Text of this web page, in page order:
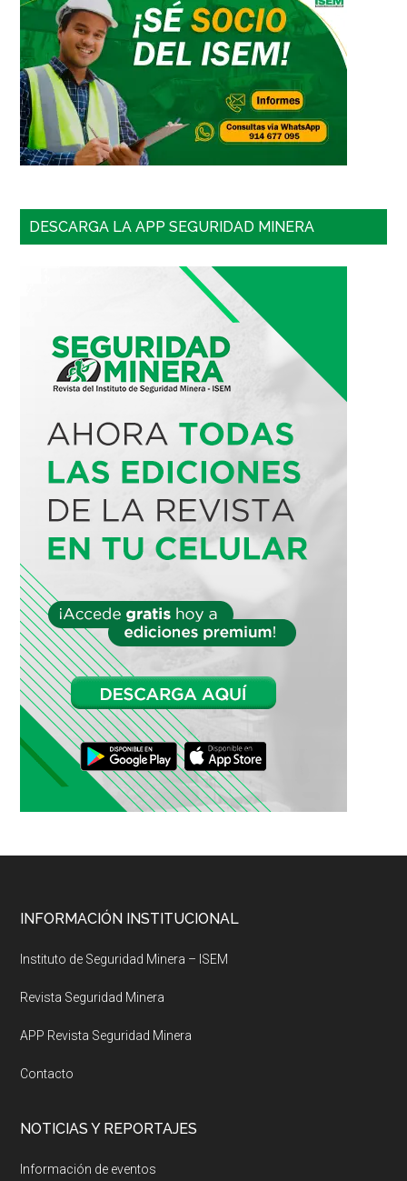
DESCARGA LA APP SEGURIDAD MINERA
Footer
INFORMACIÓN INSTITUCIONAL
Instituto de Seguridad Minera – ISEM
Revista Seguridad Minera
APP Revista Seguridad Minera
Contacto
NOTICIAS Y REPORTAJES
Información de eventos